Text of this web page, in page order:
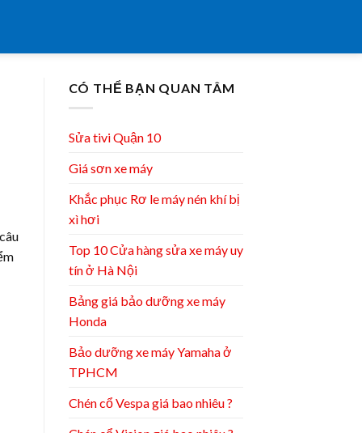
CÓ THỂ BẠN QUAN TÂM
Sửa tivi Quận 10
Giá sơn xe máy
Khắc phục Rơ le máy nén khí bị
xì hơi
Top 10 Cửa hàng sửa xe máy uy
tín ở Hà Nội
Bảng giá bảo dưỡng xe máy
Honda
Bảo dưỡng xe máy Yamaha ở
TPHCM
Chén cổ Vespa giá bao nhiêu ?